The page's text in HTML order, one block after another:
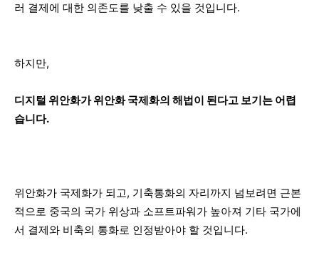
러 결제에 대한 의존도를 낮출 수 있을 것입니다.
하지만,
디지털 위안화가 위안화 국제화의 해법이 된다고 보기는 어렵
습니다.
위안화가 국제화가 되고, 기축통화의 자리까지 넘보려면 근본
적으로 중국의 국가 위상과 소프트파워가 높아져 기타 국가에
서 결제와 비축의 통화로 인정받아야 할 것입니다.